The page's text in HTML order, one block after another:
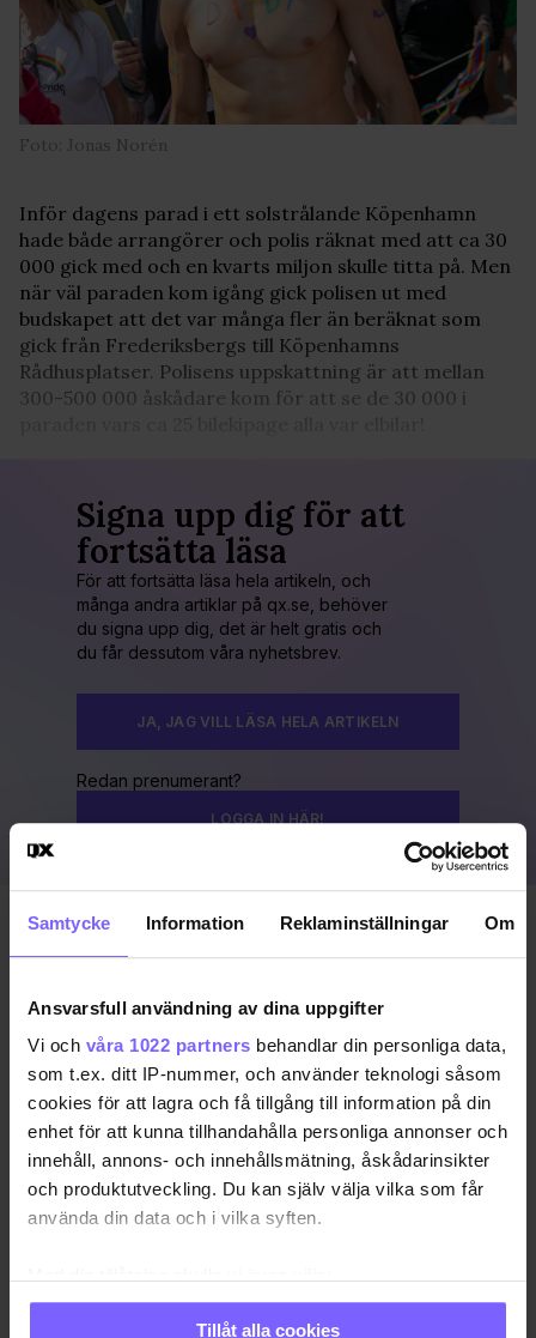
Samtycke Information Reklaminställningar Om
Ansvarsfull användning av dina uppgifter
Vi och våra 1022 partners behandlar din personliga data,
som t.ex. ditt IP-nummer, och använder teknologi såsom
cookies för att lagra och få tillgång till information på din
enhet för att kunna tillhandahålla personliga annonser och
innehåll, annons- och innehållsmätning, åskådarinsikter
och produktutveckling. Du kan själv välja vilka som får
använda din data och i vilka syften.
Samla in information om din geografiska plats
Tillåt alla cookies
Foto: Jonas Norén
Inför dagens parad i ett solstrålande Köpenhamn
hade både arrangörer och polis räknat med att ca 30
000 gick med och en kvarts miljon skulle titta på. Men
när väl paraden kom igång gick polisen ut med
budskapet att det var många fler än beräknat som
gick från Frederiksbergs till Köpenhamns
Rådhusplatser. Polisens uppskattning är att mellan
300-500 000 åskådare kom för att se de 30 000 i
Signa upp dig för att
fortsätta läsa
För att fortsätta läsa hela artikeln, och
många andra artiklar på qx.se, behöver
du signa upp dig, det är helt gratis och
du får dessutom våra nyhetsbrev.
JA, JAG VILL LÄSA HELA ARTIKELN
Redan prenumerant?
LOGGA IN HÄR!
Uppdaterad 2024-03-15
KÖPENHAMN PRIDE PRIDE 2023
DELA DEN HÄR ARTIKELN